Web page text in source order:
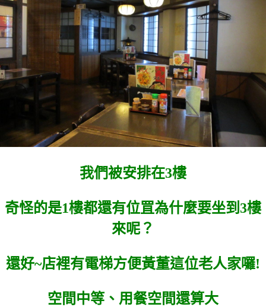
我們被安排在3樓
奇怪的是1樓都還有位罝為什麼要坐到3樓
來呢？
還好~店裡有電梯方便黃董這位老人家囉!
空間中等、用餐空間還算大